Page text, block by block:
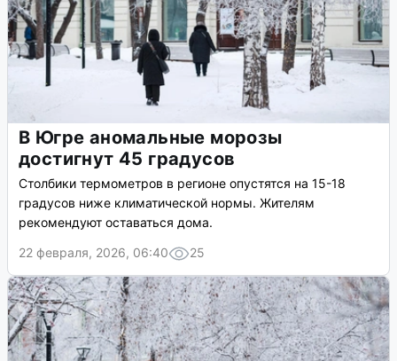
В Югре аномальные морозы
достигнут 45 градусов
Столбики термометров в регионе опустятся на 15-18
градусов ниже климатической нормы. Жителям
рекомендуют оставаться дома.
22 февраля, 2026, 06:40
25